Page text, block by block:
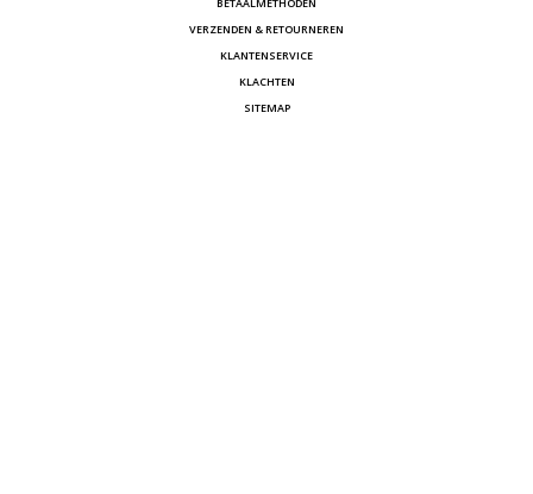
VERZENDEN & RETOURNEREN
KLANTENSERVICE
KLACHTEN
SITEMAP